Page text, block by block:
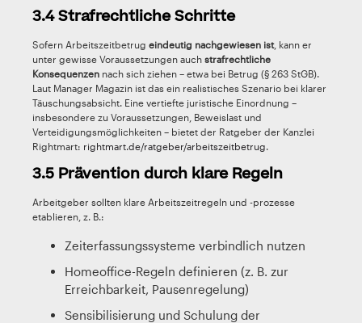
3.4 Strafrechtliche Schritte
Sofern Arbeitszeitbetrug eindeutig nachgewiesen ist, kann er
unter gewisse Voraussetzungen auch strafrechtliche
Konsequenzen nach sich ziehen – etwa bei Betrug (§ 263 StGB).
Laut Manager Magazin ist das ein realistisches Szenario bei klarer
Täuschungsabsicht. Eine vertiefte juristische Einordnung –
insbesondere zu Voraussetzungen, Beweislast und
Verteidigungsmöglichkeiten – bietet der Ratgeber der Kanzlei
Rightmart: rightmart.de/ratgeber/arbeitszeitbetrug.
3.5 Prävention durch klare Regeln
Arbeitgeber sollten klare Arbeitszeitregeln und -prozesse
etablieren, z. B.:
Zeiterfassungssysteme verbindlich nutzen
Homeoffice-Regeln definieren (z. B. zur
Erreichbarkeit, Pausenregelung)
Sensibilisierung und Schulung der